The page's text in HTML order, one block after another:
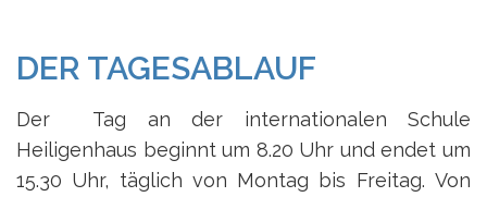
DER TAGESABLAUF
Der Tag an der internationalen Schule
Heiligenhaus beginnt um 8.20 Uhr und endet um
15.30 Uhr, täglich von Montag bis Freitag. Von